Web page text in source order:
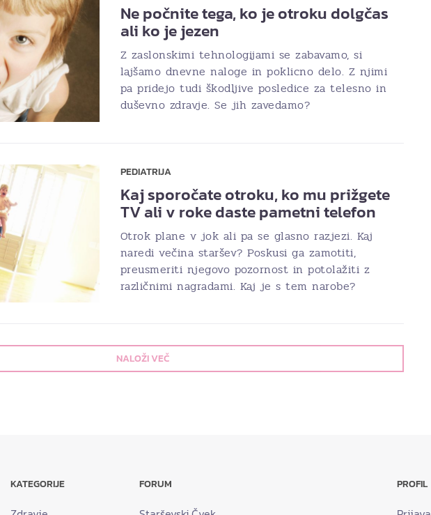
Ne počnite tega, ko je otroku dolgčas
ali ko je jezen
Z zaslonskimi tehnologijami se zabavamo, si
lajšamo dnevne naloge in poklicno delo. Z njimi
pa pridejo tudi škodljive posledice za telesno in
duševno zdravje. Se jih zavedamo?
PEDIATRIJA
Kaj sporočate otroku, ko mu prižgete
TV ali v roke daste pametni telefon
Otrok plane v jok ali pa se glasno razjezi. Kaj
naredi večina staršev? Poskusi ga zamotiti,
preusmeriti njegovo pozornost in potolažiti z
različnimi nagradami. Kaj je s tem narobe?
NALOŽI VEČ
KATEGORIJE FORUM PROFIL